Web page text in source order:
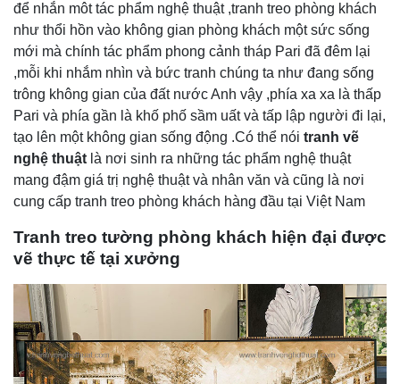
để nhắn môt tác phẩm nghệ thuật ,tranh treo phòng khách
như thổi hồn vào không gian phòng khách một sức sống
mới mà chính tác phẩm phong cảnh tháp Pari đã đêm lại
,mỗi khi nhắm nhìn và bức tranh chúng ta như đang sống
trông không gian của đất nước Anh vậy ,phía xa xa là thấp
Pari và phía gần là khố phố sầm uất và tấp lập người đi lại,
tạo lên một không gian sống động .Có thể nói tranh vẽ
nghệ thuật là nơi sinh ra những tác phẩm nghệ thuật
mang đậm giá trị nghệ thuật và nhân văn và cũng là nơi
cung cấp tranh treo phòng khách hàng đầu tại Việt Nam
Tranh treo tường phòng khách hiện đại được
vẽ thực tế tại xưởng